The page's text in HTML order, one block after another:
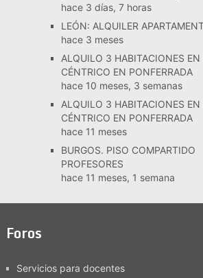
hace 3 días, 7 horas
LEÓN: ALQUILER
hace 3 meses
ALQUILO 3 HABITACIONES EN
CÉNTRICO EN PONFERRADA
hace 10 meses, 3 semanas
ALQUILO 3 HABITACIONES EN
CÉNTRICO EN PONFERRADA
hace 11 meses
BURGOS. PISO COMPARTIDO
PROFESORES
hace 11 meses, 1 semana
Foros
Servicios para docentes